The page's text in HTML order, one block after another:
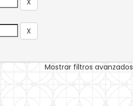
Mostrar filtros avanzados